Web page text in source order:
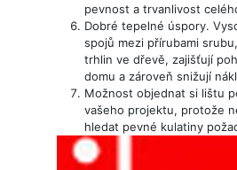
pevnost a trvanlivost
Dobré tepelné úspory.
spojů mezi přírubami
trhlin ve dřevě, zajišťují
domu a zároveň snižují
Možnost objednat si lištu
vašeho projektu, protože
hledat pevné kulatiny